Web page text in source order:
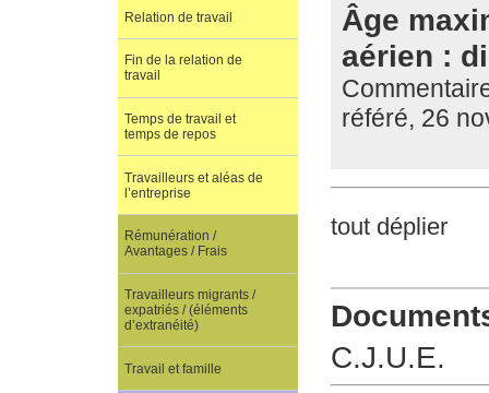
Âge
aérien :
référé, 26
tout déplier
C.J.U.E.
Relation de travail
Fin de la relation de
travail
Temps de travail et
temps de repos
Travailleurs et aléas de
l’entreprise
Rémunération /
Avantages / Frais
Travailleurs migrants /
expatriés / (éléments
d’extranéité)
Travail et famille